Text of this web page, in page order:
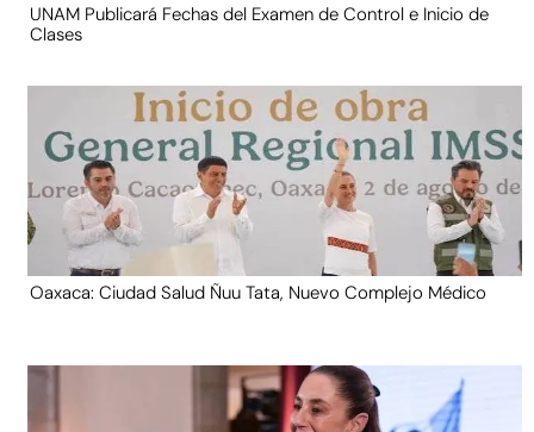
UNAM Publicará Fechas del Examen de Control e Inicio de
Clases
Oaxaca: Ciudad Salud Ñuu Tata, Nuevo Complejo Médico